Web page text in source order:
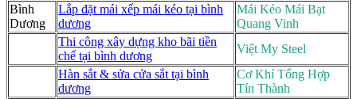
Bình
Dương
Lắp đặt mái xếp mái kéo tại bình
dương
Mái Kéo Mái Bạt
Quang Vinh
Thi công xây dựng kho bãi tiền
chế tại bình dương
Việt My Steel
Hàn sắt & sửa cửa sắt tại bình
dương
Cơ Khí Tổng Hợp
Tín Thành